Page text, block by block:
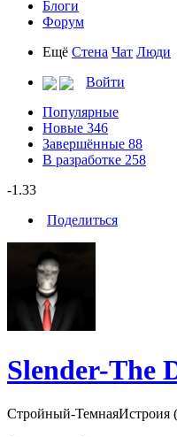
Блоги
Форум
Ещё Стена Чат Люди
Войти
Популярные
Новые 346
Завершённые 88
В разработке 258
-1.33
Поделиться
Slender-The
Стройный-